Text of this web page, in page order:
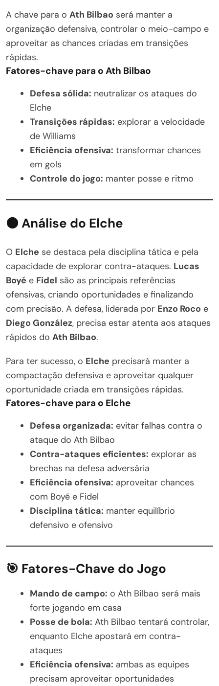
A chave para o Ath Bilbao será manter a
organização defensiva, controlar o meio-campo e
aproveitar as chances criadas em transições
rápidas.
Fatores-chave para o Ath Bilbao
Defesa sólida: neutralizar os ataques do
Elche
Transições rápidas: explorar a velocidade
de Williams
Eficiência ofensiva: transformar chances
em gols
Controle do jogo: manter posse e ritmo
⚫ Análise do Elche
O Elche se destaca pela disciplina tática e pela
capacidade de explorar contra-ataques. Lucas
Boyé e Fidel são as principais referências
ofensivas, criando oportunidades e finalizando
com precisão. A defesa, liderada por Enzo Roco e
Diego González, precisa estar atenta aos ataques
rápidos do Ath Bilbao.
Para ter sucesso, o Elche precisará manter a
compactação defensiva e aproveitar qualquer
oportunidade criada em transições rápidas.
Fatores-chave para o Elche
Defesa organizada: evitar falhas contra o
ataque do Ath Bilbao
Contra-ataques eficientes: explorar as
brechas na defesa adversária
Eficiência ofensiva: aproveitar chances
com Boyé e Fidel
Disciplina tática: manter equilíbrio
defensivo e ofensivo
🎯 Fatores-Chave do Jogo
Mando de campo: o Ath Bilbao será mais
forte jogando em casa
Posse de bola: Ath Bilbao tentará controlar,
enquanto Elche apostará em contra-
ataques
Eficiência ofensiva: ambas as equipes
precisam aproveitar oportunidades